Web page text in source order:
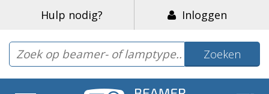
Hulp nodig? Inloggen
Zoeken